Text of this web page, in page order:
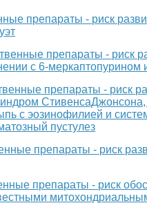
препараты - риск
препараты - риск
с 6-меркаптопурином
препараты - риск
с эозинофилией и
пустулез
препараты - риск
препараты - риск